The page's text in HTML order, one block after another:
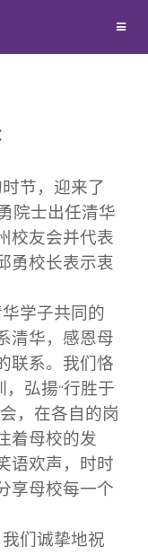
节，迎来了
院士出任清华
校友会并代表
勇校长表示衷
学子共同的
清华，感恩母
联系。我们恪
，弘揚“行胜于
，在各自的岗
着母校的发
语欢声，时时
享母校每一个
们诚挚地祝